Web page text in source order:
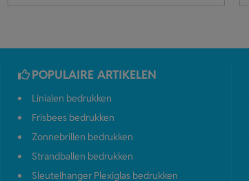
POPULAIRE ARTIKELEN
Linialen bedrukken
Frisbees bedrukken
Zonnebrillen bedrukken
Strandballen bedrukken
Sleutelhanger Plexiglas bedrukken